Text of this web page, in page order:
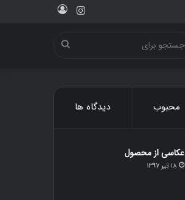
اینستاگرام
برای
محبوب دیدگاه ها
عکاسی از محصول
۱۸ تیر ۱۳۹۷